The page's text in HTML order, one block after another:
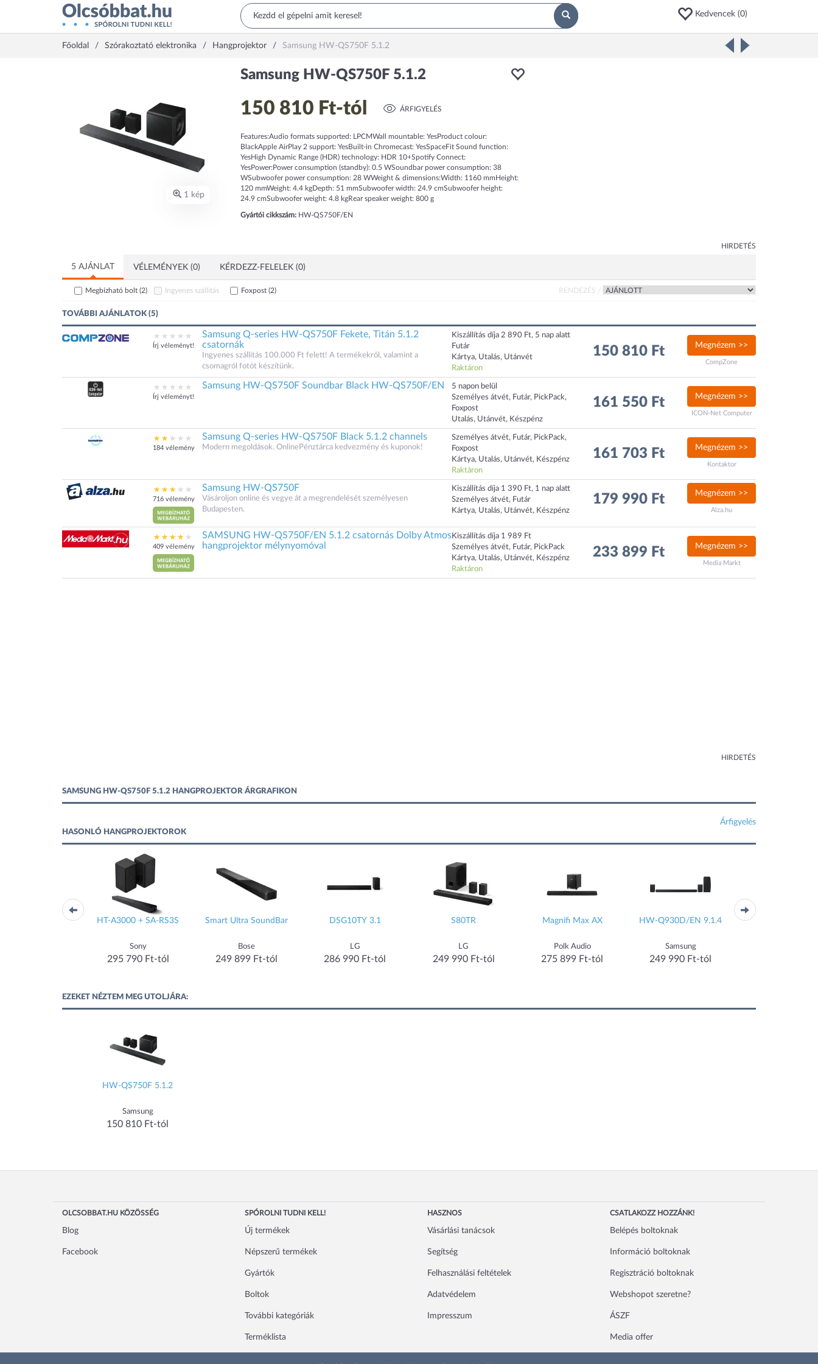
Kedvencek (0)
Főoldal Szórakoztató elektronika Hangprojektor Samsung HW-QS750F 5.1.2
1 kép
Samsung HW-QS750F 5.1.2
150 810 Ft-tól ÁRFIGYELÉS
Features:Audio formats supported: LPCMWall mountable: YesProduct colour:
BlackApple AirPlay 2 support: YesBuilt-in Chromecast: YesSpaceFit Sound function:
YesHigh Dynamic Range (HDR) technology: HDR 10+Spotify Connect:
YesPower:Power consumption (standby): 0.5 WSoundbar power consumption: 38
WSubwoofer power consumption: 28 WWeight & dimensions:Width: 1160 mmHeight:
120 mmWeight: 4.4 kgDepth: 51 mmSubwoofer width: 24.9 cmSubwoofer height:
24.9 cmSubwoofer weight: 4.8 kgRear speaker weight: 800 g
Gyártói cikkszám:HW-QS750F/EN
HIRDETÉS
5 AJÁNLAT VÉLEMÉNYEK (0) KÉRDEZZ-FELELEK (0)
Megbízható bolt (2) Ingyenes szállítás Foxpost (2) RENDEZÉS /
TOVÁBBI AJÁNLATOK (5)
Írj véleményt!
Samsung Q-series HW-QS750F Fekete, Titán 5.1.2
csatornák
Ingyenes szállítás 100.000 Ft felett! A termékekről, valamint a
csomagról fotót készítünk.
Kiszállítás díja 2 890 Ft, 5 nap alatt
Futár
Kártya, Utalás, Utánvét
Raktáron
150 810 Ft Megnézem >>
CompZone
Írj véleményt!
Samsung HW-QS750F Soundbar Black HW-QS750F/EN
5 napon belül
Személyes átvét, Futár, PickPack,
Foxpost
Utalás, Utánvét, Készpénz
161 550 Ft Megnézem >>
ICON-Net Computer
184 vélemény
Samsung Q-series HW-QS750F Black 5.1.2 channels
Modern megoldások. OnlinePénztárca kedvezmény és kuponok!
Személyes átvét, Futár, PickPack,
Foxpost
Kártya, Utalás, Utánvét, Készpénz
Raktáron
161 703 Ft Megnézem >>
Kontaktor
716 vélemény
Samsung HW-QS750F
Vásároljon online és vegye át a megrendelését személyesen
Budapesten.
Kiszállítás díja 1 390 Ft, 1 nap alatt
Személyes átvét, Futár
Kártya, Utalás, Utánvét, Készpénz
179 990 Ft Megnézem >>
Alza.hu
409 vélemény
SAMSUNG HW-QS750F/EN 5.1.2 csatornás Dolby Atmos
hangprojektor mélynyomóval
Kiszállítás díja 1 989 Ft
Személyes átvét, Futár, PickPack
Kártya, Utalás, Utánvét, Készpénz
Raktáron
233 899 Ft Megnézem >>
Media Markt
HIRDETÉS
SAMSUNG HW-QS750F 5.1.2 HANGPROJEKTOR ÁRGRAFIKON
Árfigyelés
HASONLÓ HANGPROJEKTOROK
Mini (700136) HT-A3000 + SA-RS3S
Sony
295 790 Ft-tól
Smart Ultra SoundBar
Bose
249 899 Ft-tól
DSG10TY 3.1
LG
286 990 Ft-tól
S80TR
LG
249 990 Ft-tól
Magnifi Max AX
Polk Audio
275 899 Ft-tól
HW-Q930D/EN 9.1.4
Samsung
249 990 Ft-tól
EZEKET NÉZTEM MEG UTOLJÁRA:
HW-QS750F 5.1.2
Samsung
150 810 Ft-tól
OLCSOBBAT.HU KÖZÖSSÉG
Blog
Facebook
SPÓROLNI TUDNI KELL!
Új termékek
Népszerű termékek
Gyártók
Boltok
További kategóriák
Terméklista
HASZNOS
Vásárlási tanácsok
Segítség
Felhasználási feltételek
Adatvédelem
Impresszum
CSATLAKOZZ HOZZÁNK!
Belépés boltoknak
Információ boltoknak
Regisztráció boltoknak
Webshopot szeretne?
ÁSZF
Media offer